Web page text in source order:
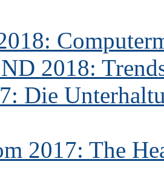
2018:
Die
2017: The